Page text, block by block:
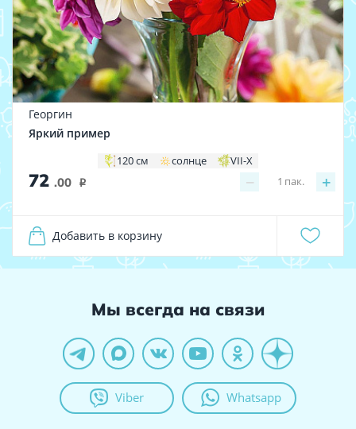
Георгин
Яркий пример
120 см солнце VII-X
72 .00 i − +
1 пак.
Добавить в корзину
Мы всегда на связи
Viber Whatsapp